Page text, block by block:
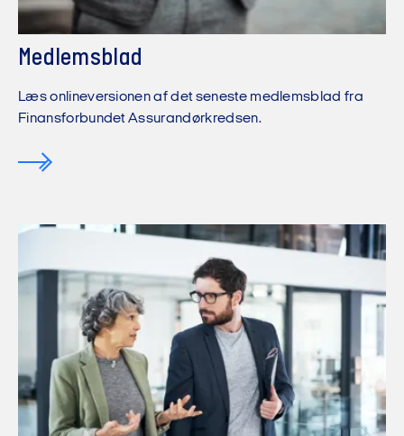
Medlemsblad
Læs onlineversionen af det seneste medlemsblad fra
Finansforbundet Assurandørkredsen.